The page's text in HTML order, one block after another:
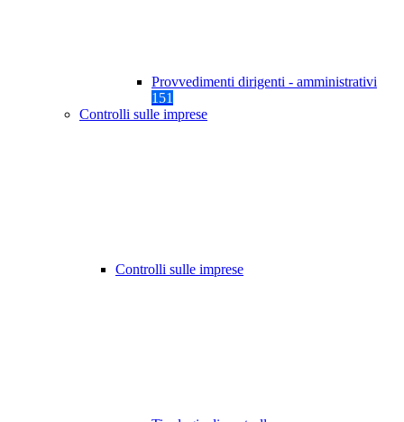
Provvedimenti dirigenti - amministrativi
151
Controlli sulle imprese
Controlli sulle imprese